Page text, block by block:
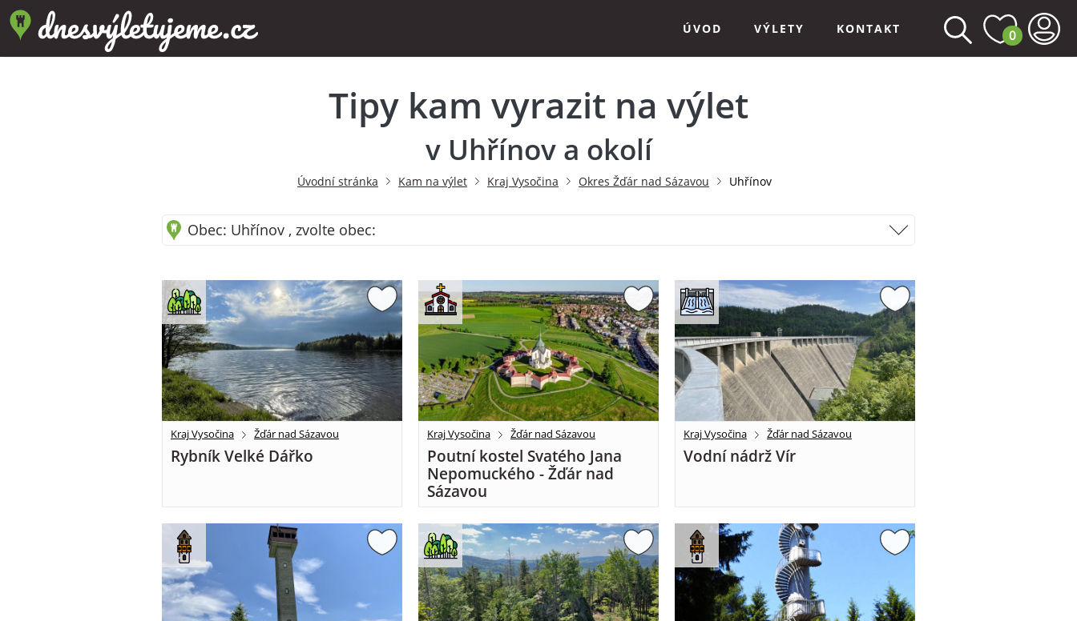
ÚVOD VÝLETY KONTAKT 0
Tipy kam vyrazit na výlet
v Uhřínov a okolí
Úvodní stránka Kam na výlet Kraj Vysočina Okres Žďár nad Sázavou Uhřínov
Obec: Uhřínov , zvolte obec:
Kraj Vysočina Žďár nad Sázavou
Rybník Velké Dářko
Kraj Vysočina Žďár nad Sázavou
Poutní kostel Svatého Jana
Nepomuckého - Žďár nad
Sázavou
Kraj Vysočina Žďár nad Sázavou
Vodní nádrž Vír